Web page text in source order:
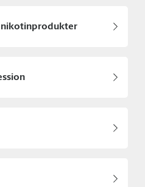
nikotinprodukter